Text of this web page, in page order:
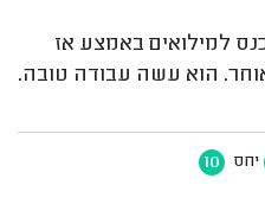
למילואים באמצע אז
הוא עשה עבודה טובה.
יחס 10